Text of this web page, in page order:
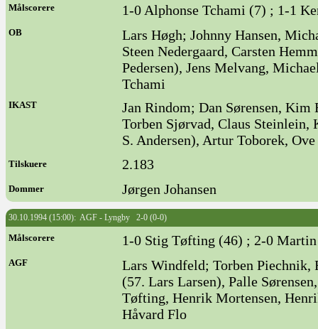
Målscorere 1-0 Alphonse Tchami (7) ; 1-1
OB
Lars Høgh; Johnny Hansen,
Steen Nedergaard, Carsten
Pedersen), Jens Melvang,
Tchami
IKAST
Jan Rindom; Dan Sørensen, Kim
Torben Sjørvad, Claus Steinlein,
S. Andersen), Artur Toborek,
Tilskuere 2.183
Dommer Jørgen Johansen
30.10.1994 (15:00): AGF - Lyngby 2-0 (0-0)
Målscorere 1-0 Stig Tøfting (46) ; 2-0 Martin
AGF
Lars Windfeld; Torben
(57. Lars Larsen), Palle
Tøfting, Henrik Mortensen,
Håvard Flo